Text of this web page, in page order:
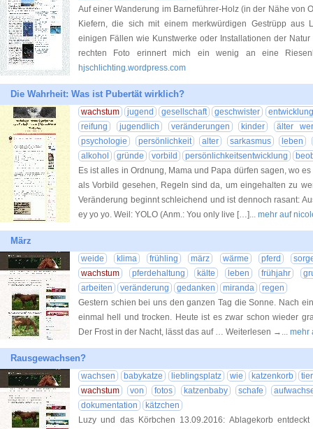
Auf einer Wanderung im Barneführer-Holz (in der Nähe von
Kiefern, die sich mit einem merkwürdigen Gestrüpp aus
einigen Fällen wie Kunstwerke oder Installationen der
rechten Foto erinnert mich ein wenig an eine
hjschlichting.wordpress.com
Die Wahrheit: Was ist Pubertät wirklich?
wachstum jugend gesellschaft geschwister
entwicklung
reifung
jugendlich veränderungen kinder
älter
psychologie
persönlichkeit alter sarkasmus
leben
alkohol
gründe vorbild persönlichkeitsentwicklung
Es ist alles in Ordnung, Mama und Papa dürfen sagen, wo
als Vorbild gesehen, Regeln sind da, um eingehalten zu
Veränderung beginnt schleichend und ist dennoch rasant:
ey yo yo. Weil: YOLO (Anm.: You only live […]... mehr auf
März
weide klima frühling märz wärme pferd
wachstum
pferdehaltung kälte leben frühjahr
arbeiten
veränderung gedanken miranda
regen
Gestern schien bei uns den ganzen Tag die Sonne. Nach
einmal hell und trocken. Heute ist es zwar schon wieder
Der Frost in der Nacht, lässt das auf … Weiterlesen → ... mehr
Rausgewachsen?
wachsen babykatze lieblingsplatz wie katzenkorb
wachstum
von fotos katzenbaby schafe
dokumentation
kätzchen
Luzy und das Körbchen 13.09.2016: Ablagekorb